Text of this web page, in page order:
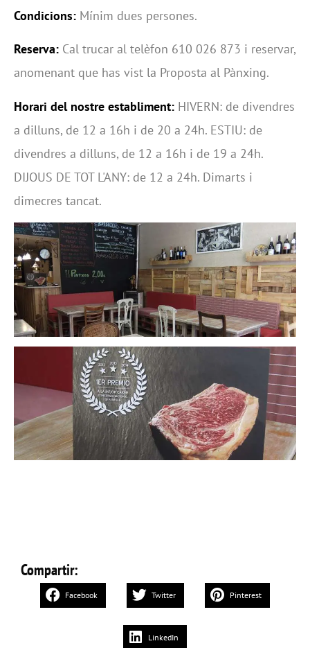
Condicions: Mínim dues persones.
Reserva: Cal trucar al telèfon 610 026 873 i reservar,
anomenant que has vist la Proposta al Pànxing.
Horari del nostre establiment: HIVERN: de divendres
a dilluns, de 12 a 16h i de 20 a 24h. ESTIU: de
divendres a dilluns, de 12 a 16h i de 19 a 24h.
DIJOUS DE TOT L'ANY: de 12 a 24h. Dimarts i
dimecres tancat.
Compartir:
Facebook Twitter Pinterest
LinkedIn